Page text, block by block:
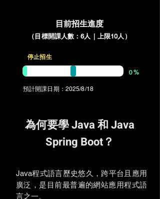
目前招生進度
​（目標開課人數：6人｜ 上限10人 ）
​停止招生
０%
​預計開課日期：2025/8/18
為何要學 Java 和 Java
Spring Boot？
Java程式語言歷史悠久，跨平台且應用
廣泛，是目前最普遍的網站應用程式語
言之一。